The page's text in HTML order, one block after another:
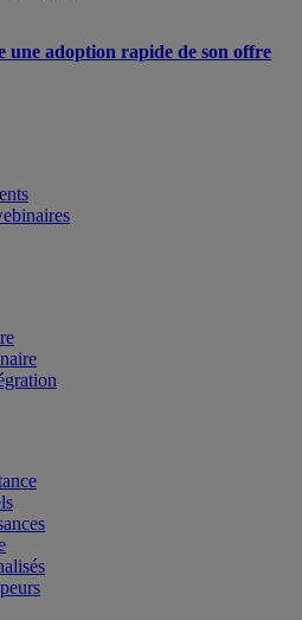
une adoption rapide de son offre